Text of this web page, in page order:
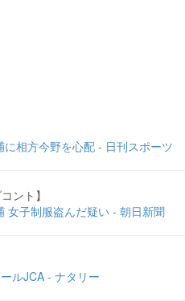
相方今野を心配 - 日刊スポーツ
ント】
女子制服盗んだ疑い - 朝日新聞
ルJCA - ナタリー